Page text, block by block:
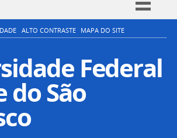
Simplifique!
Participe
Acesso à informação
Legislação
ALTO CONTRASTE MAPA DO SITE
Federal
do São